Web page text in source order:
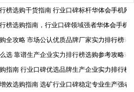
2026-06-26
榜选购干货指南 行业口碑标杆华体会手机网
2026-06-26
榜选购指南，行业口碑领域强者华体会手机
2026-06-26
全攻略 市场公认优质品牌厂家实力排行榜
2026-06-26
选 靠谱生产企业实力排行榜选购参考攻略
2026-06-26
指南 行业口碑优选品牌生产企业实力排行榜
2026-06-26
效选购指南 选矿行业口碑稳定专业生产强者